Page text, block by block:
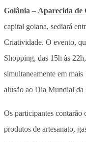
Goiânia – Aparecida de
capital goiana, sediará
Criatividade. O evento,
Shopping, das 15h às
simultaneamente em
alusão ao Dia Mundial
Os participantes contarão
produtos de artesanato,